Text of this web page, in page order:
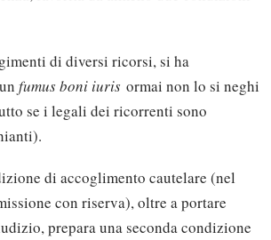
di diversi ricorsi, si ha
fumus boni iuris ormai non lo si neghi
se i legali dei ricorrenti sono
di accoglimento cautelare (nel
con riserva), oltre a portare
prepara una seconda condizione